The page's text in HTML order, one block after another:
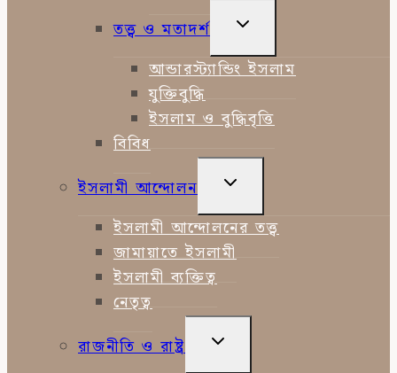
তত্ত্ব ও মতাদর্শ
TOGGLE
MENU
আন্ডারস্ট্যান্ডিং ইসলাম
যুক্তিবুদ্ধি
ইসলাম ও বুদ্ধিবৃত্তি
বিবিধ
ইসলামী আন্দোলন
TOGGLE
MENU
ইসলামী আন্দোলনের তত্ত্ব
জামায়াতে ইসলামী
ইসলামী ব্যক্তিত্ব
নেতৃত্ব
রাজনীতি ও রাষ্ট্র
TOGGLE